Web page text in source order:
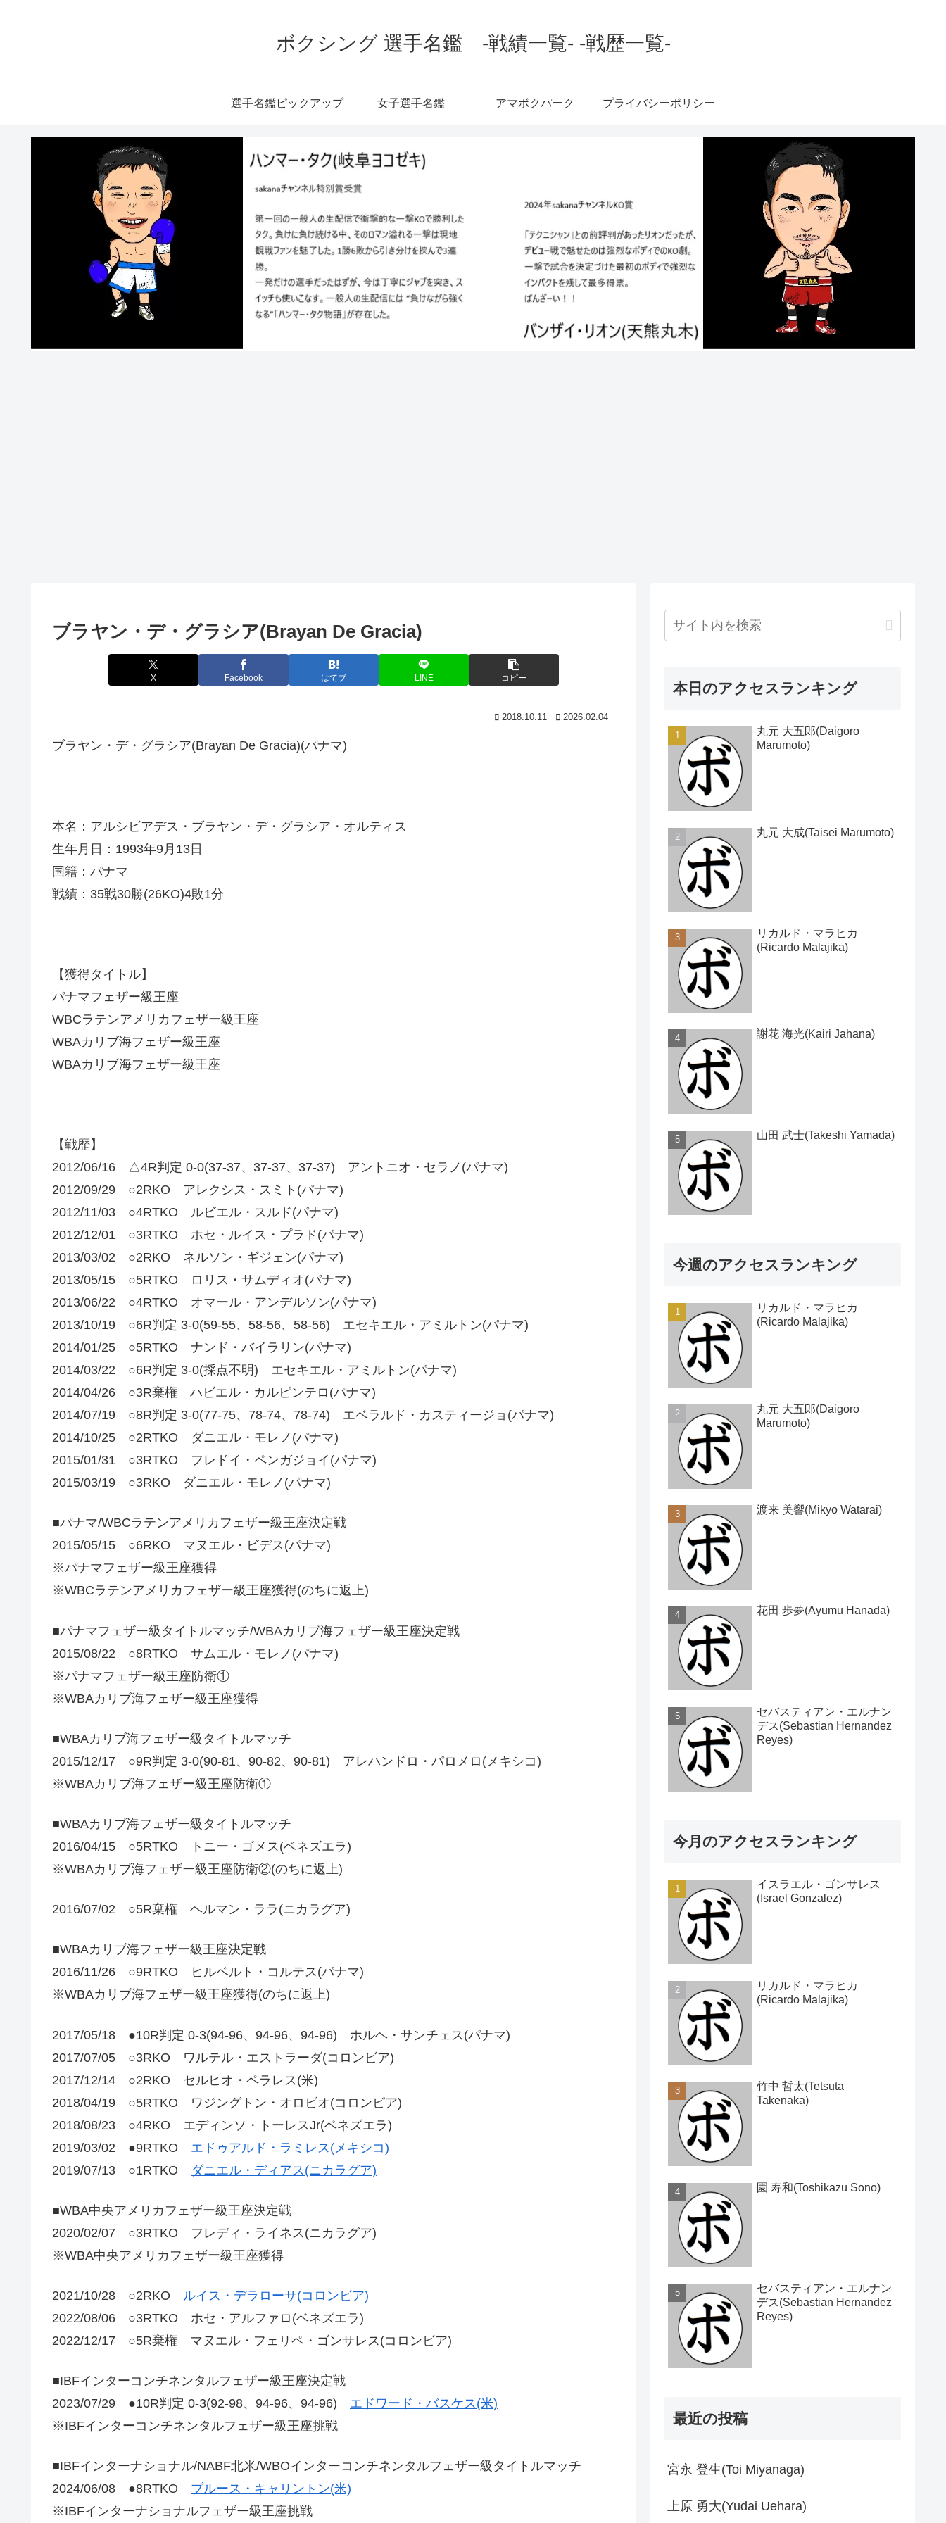
ボクシング 選手名鑑 -戦績一覧- -戦歴一覧-
選手名鑑ピックアップ 女子選手名鑑 アマボクパーク プライバシーポリシー
ブラヤン・デ・グラシア(Brayan De Gracia)
X Facebook はてブ LINE コピー
2018.10.11 2026.02.04
ブラヤン・デ・グラシア(Brayan De Gracia)(パナマ)
本名：アルシビアデス・ブラヤン・デ・グラシア・オルティス
生年月日：1993年9月13日
国籍：パナマ
戦績：35戦30勝(26KO)4敗1分
【獲得タイトル】
パナマフェザー級王座
WBCラテンアメリカフェザー級王座
WBAカリブ海フェザー級王座
WBAカリブ海フェザー級王座
【戦歴】
2012/06/16 △4R判定 0-0(37-37、37-37、37-37) アントニオ・セラノ(パナマ)
2012/09/29 ○2RKO アレクシス・スミト(パナマ)
2012/11/03 ○4RTKO ルビエル・スルド(パナマ)
2012/12/01 ○3RTKO ホセ・ルイス・プラド(パナマ)
2013/03/02 ○2RKO ネルソン・ギジェン(パナマ)
2013/05/15 ○5RTKO ロリス・サムディオ(パナマ)
2013/06/22 ○4RTKO オマール・アンデルソン(パナマ)
2013/10/19 ○6R判定 3-0(59-55、58-56、58-56) エセキエル・アミルトン(パナマ)
2014/01/25 ○5RTKO ナンド・バイラリン(パナマ)
2014/03/22 ○6R判定 3-0(採点不明) エセキエル・アミルトン(パナマ)
2014/04/26 ○3R棄権 ハビエル・カルピンテロ(パナマ)
2014/07/19 ○8R判定 3-0(77-75、78-74、78-74) エベラルド・カスティージョ(パナマ)
2014/10/25 ○2RTKO ダニエル・モレノ(パナマ)
2015/01/31 ○3RTKO フレドイ・ペンガジョイ(パナマ)
2015/03/19 ○3RKO ダニエル・モレノ(パナマ)
■パナマ/WBCラテンアメリカフェザー級王座決定戦
2015/05/15 ○6RKO マヌエル・ビデス(パナマ)
※パナマフェザー級王座獲得
※WBCラテンアメリカフェザー級王座獲得(のちに返上)
■パナマフェザー級タイトルマッチ/WBAカリブ海フェザー級王座決定戦
2015/08/22 ○8RTKO サムエル・モレノ(パナマ)
※パナマフェザー級王座防衛①
※WBAカリブ海フェザー級王座獲得
■WBAカリブ海フェザー級タイトルマッチ
2015/12/17 ○9R判定 3-0(90-81、90-82、90-81) アレハンドロ・パロメロ(メキシコ)
※WBAカリブ海フェザー級王座防衛①
■WBAカリブ海フェザー級タイトルマッチ
2016/04/15 ○5RTKO トニー・ゴメス(ベネズエラ)
※WBAカリブ海フェザー級王座防衛②(のちに返上)
2016/07/02 ○5R棄権 ヘルマン・ララ(ニカラグア)
■WBAカリブ海フェザー級王座決定戦
2016/11/26 ○9RTKO ヒルベルト・コルテス(パナマ)
※WBAカリブ海フェザー級王座獲得(のちに返上)
2017/05/18 ●10R判定 0-3(94-96、94-96、94-96) ホルヘ・サンチェス(パナマ)
2017/07/05 ○3RKO ワルテル・エストラーダ(コロンビア)
2017/12/14 ○2RKO セルヒオ・ペラレス(米)
2018/04/19 ○5RTKO ワジングトン・オロビオ(コロンビア)
2018/08/23 ○4RKO エディンソ・トーレスJr(ベネズエラ)
2019/03/02 ●9RTKO エドゥアルド・ラミレス(メキシコ)
2019/07/13 ○1RTKO ダニエル・ディアス(ニカラグア)
■WBA中央アメリカフェザー級王座決定戦
2020/02/07 ○3RTKO フレディ・ライネス(ニカラグア)
※WBA中央アメリカフェザー級王座獲得
2021/10/28 ○2RKO ルイス・デラローサ(コロンビア)
2022/08/06 ○3RTKO ホセ・アルファロ(ベネズエラ)
2022/12/17 ○5R棄権 マヌエル・フェリペ・ゴンサレス(コロンビア)
■IBFインターコンチネンタルフェザー級王座決定戦
2023/07/29 ●10R判定 0-3(92-98、94-96、94-96) エドワード・バスケス(米)
※IBFインターコンチネンタルフェザー級王座挑戦
■IBFインターナショナル/NABF北米/WBOインターコンチネンタルフェザー級タイトルマッチ
2024/06/08 ●8RTKO ブルース・キャリントン(米)
※IBFインターナショナルフェザー級王座挑戦
本日のアクセスランキング
丸元 大五郎(Daigoro
Marumoto)
丸元 大成(Taisei Marumoto)
リカルド・マラヒカ
(Ricardo Malajika)
謝花 海光(Kairi Jahana)
山田 武士(Takeshi Yamada)
今週のアクセスランキング
リカルド・マラヒカ
(Ricardo Malajika)
丸元 大五郎(Daigoro
Marumoto)
渡来 美響(Mikyo Watarai)
花田 歩夢(Ayumu Hanada)
セバスティアン・エルナン
デス(Sebastian Hernandez
Reyes)
今月のアクセスランキング
イスラエル・ゴンサレス
(Israel Gonzalez)
リカルド・マラヒカ
(Ricardo Malajika)
竹中 哲太(Tetsuta
Takenaka)
園 寿和(Toshikazu Sono)
セバスティアン・エルナン
デス(Sebastian Hernandez
Reyes)
最近の投稿
宮永 登生(Toi Miyanaga)
上原 勇大(Yudai Uehara)